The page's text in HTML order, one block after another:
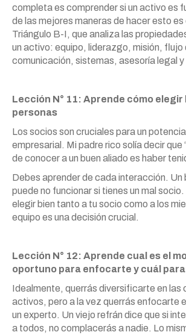
completa es comprender si un activo es
de las mejores maneras de hacer esto es
Triángulo B-I, que analiza las
un activo: equipo, liderazgo, misión, flujo
comunicación, sistemas, asesoría legal
Lección N° 11: Aprende cómo elegir
personas
Los socios son cruciales para un
empresarial. Mi padre rico solía decir que
de conocer a un buen aliado es haber
Debes aprender de cada interacción. Un
puede no funcionar si tienes un mal
elegir bien tanto a tu socio como a los
equipo es una decisión crucial.
Lección N° 12: Aprende cual es el
oportuno para enfocarte y cuál
Idealmente, querrás diversificarte en las
activos, pero a la vez querrás enfocarte
un experto. Un viejo refrán dice que si
a todos, no complacerás a nadie. Lo